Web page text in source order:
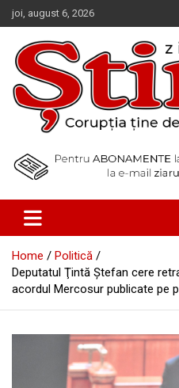
Skip
to
content
joi, august 6, 2026
Ziarul Știrea
Home
Politică
Deputatul Ţintă Ştefan cere
acordul Mercosur publicate pe